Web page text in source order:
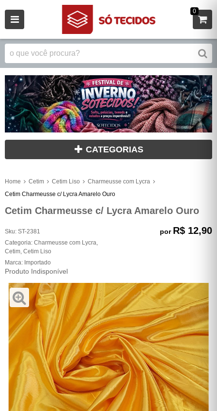
0
CATEGORIAS
Home Cetim Cetim Liso
Charmeusse com Lycra
Cetim Charmeusse c/ Lycra Amarelo Ouro
Cetim Charmeusse c/ Lycra Amarelo Ouro
Sku: ST-2381
Categoria: Charmeusse com Lycra
Cetim Cetim Liso
Marca: Importado
Produto Indisponível
por R$ 12,90